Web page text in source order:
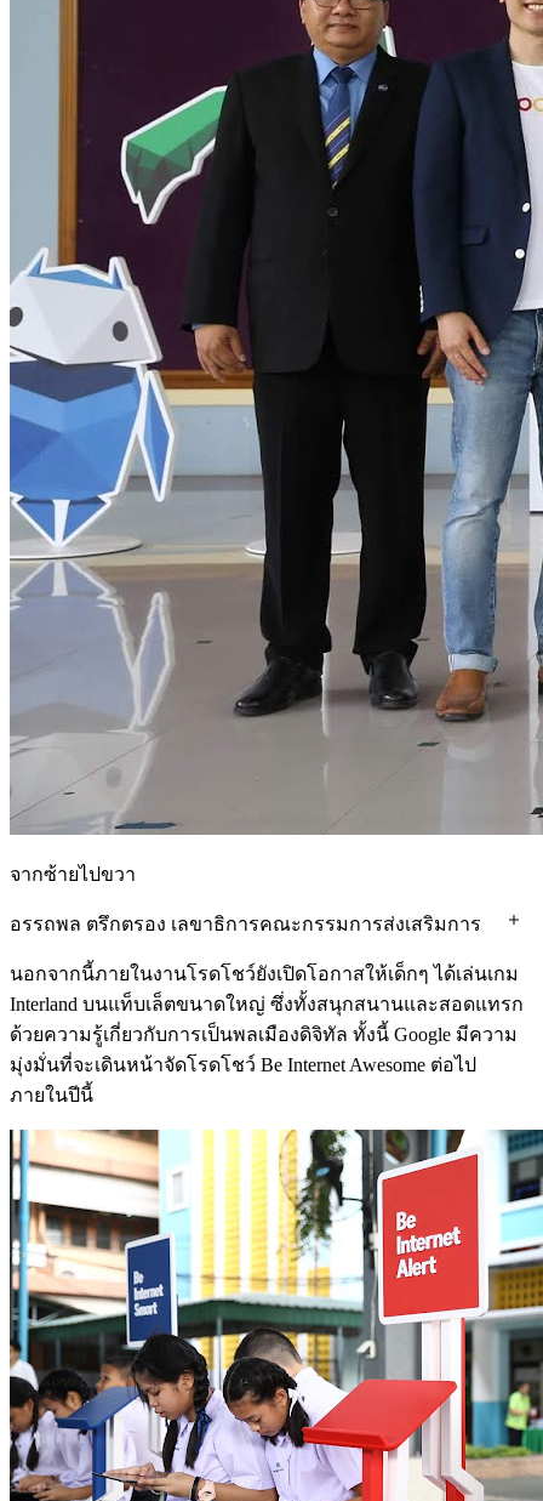
จากซ้ายไปขวา
อรรถพล ตรึกตรอง เลขาธิการคณะกรรมการส่งเสริมการ
ศึกษาเอกชน ผู้แทนปลัดกระทรวงศึกษาธิการ ไมค์ จิตติ
วาณิชย์ หัวหน้าฝ่ายการตลาด Google ประเทศไทย ณัฏฐพล
ทีปสุวรรณ รัฐมนตรีว่าการกระทรวงศึกษาธิการ แจ็คกี้
หวาง Country Manager, Google ประเทศไทย พลเอก เอกชัย
ศรีวิลาศ ประธานมูลนิธิครูดีของแผ่นดิน เรืออากาศเอก
นายแพทย์อัจฉริยะ แพงมา เลขาธิการสถาบันการแพทย์
ฉุกเฉินแห่งชาติ กรรมการมูลนิธิครูดีของแผ่นดิน ว่าที่ ร.ต
ธนุ วงษ์จินดา ผู้ช่วยเลขาธิการสำนักงานคณะกรรมการ
ศึกษาขั้นพื้นฐาน
นอกจากนี้ภายในงานโรดโชว์ยังเปิดโอกาสให้เด็กๆ ได้เล่นเกม
Interland บนแท็บเล็ตขนาดใหญ่ ซึ่งทั้งสนุกสนานและสอดแทรก
ด้วยความรู้เกี่ยวกับการเป็นพลเมืองดิจิทัล ทั้งนี้ Google มีความ
มุ่งมั่นที่จะเดินหน้าจัดโรดโชว์ Be Internet Awesome ต่อไป
ภายในปีนี้